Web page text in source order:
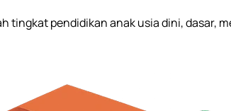
tingkat pendidikan anak usia dini, dasar,